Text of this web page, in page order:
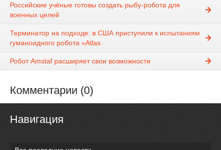
Российские учёные готовы создать рыбу-робота для
военных целей
Терминатор на подходе: в США приступили к испытаниям
гуманоидного робота «Atlas
Робот Amstaf расширяет свои возможности
Комментарии (0)
Навигация